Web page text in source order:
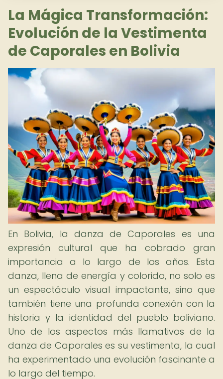
La Mágica Transformación:
Evolución de la Vestimenta
de Caporales en Bolivia
En Bolivia, la danza de Caporales es una
expresión cultural que ha cobrado gran
importancia a lo largo de los años. Esta
danza, llena de energía y colorido, no solo es
un espectáculo visual impactante, sino que
también tiene una profunda conexión con la
historia y la identidad del pueblo boliviano.
Uno de los aspectos más llamativos de la
danza de Caporales es su vestimenta, la cual
ha experimentado una evolución fascinante a
lo largo del tiempo.